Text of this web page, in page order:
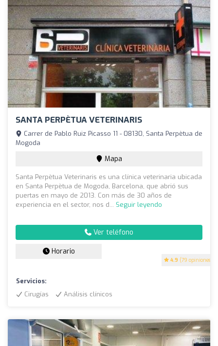
SANTA PERPÈTUA VETERINARIS
4.9 (79 opiniones)
Carrer de Pablo Ruiz Picasso 11 - 08130, Santa Perpètua de
Mogoda
Mapa
Santa Perpètua Veterinaris es una clínica veterinaria ubicada
en Santa Perpètua de Mogoda, Barcelona, que abrió sus
puertas en mayo de 2013. Con más de 30 años de
experiencia en el sector, nos d... Seguir leyendo
Ver teléfono
Horario
Servicios:
Cirugías
Análisis clínicos